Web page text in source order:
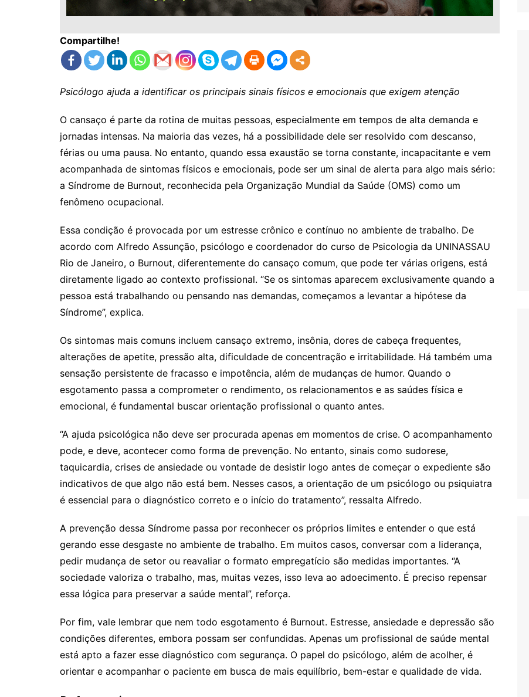
Compartilhe!
Psicólogo ajuda a identificar os principais sinais físicos e emocionais que exigem atenção
O cansaço é parte da rotina de muitas pessoas, especialmente em tempos de alta demanda e
jornadas intensas. Na maioria das vezes, há a possibilidade dele ser resolvido com descanso,
férias ou uma pausa. No entanto, quando essa exaustão se torna constante, incapacitante e vem
acompanhada de sintomas físicos e emocionais, pode ser um sinal de alerta para algo mais sério:
a Síndrome de Burnout, reconhecida pela Organização Mundial da Saúde (OMS) como um
fenômeno ocupacional.
Essa condição é provocada por um estresse crônico e contínuo no ambiente de trabalho. De
acordo com Alfredo Assunção, psicólogo e coordenador do curso de Psicologia da UNINASSAU
Rio de Janeiro, o Burnout, diferentemente do cansaço comum, que pode ter várias origens, está
diretamente ligado ao contexto profissional. “Se os sintomas aparecem exclusivamente quando a
pessoa está trabalhando ou pensando nas demandas, começamos a levantar a hipótese da
Síndrome”, explica.
Os sintomas mais comuns incluem cansaço extremo, insônia, dores de cabeça frequentes,
alterações de apetite, pressão alta, dificuldade de concentração e irritabilidade. Há também uma
sensação persistente de fracasso e impotência, além de mudanças de humor. Quando o
esgotamento passa a comprometer o rendimento, os relacionamentos e as saúdes física e
emocional, é fundamental buscar orientação profissional o quanto antes.
“A ajuda psicológica não deve ser procurada apenas em momentos de crise. O acompanhamento
pode, e deve, acontecer como forma de prevenção. No entanto, sinais como sudorese,
taquicardia, crises de ansiedade ou vontade de desistir logo antes de começar o expediente são
indicativos de que algo não está bem. Nesses casos, a orientação de um psicólogo ou psiquiatra
é essencial para o diagnóstico correto e o início do tratamento”, ressalta Alfredo.
A prevenção dessa Síndrome passa por reconhecer os próprios limites e entender o que está
gerando esse desgaste no ambiente de trabalho. Em muitos casos, conversar com a liderança,
pedir mudança de setor ou reavaliar o formato empregatício são medidas importantes. “A
sociedade valoriza o trabalho, mas, muitas vezes, isso leva ao adoecimento. É preciso repensar
essa lógica para preservar a saúde mental”, reforça.
Por fim, vale lembrar que nem todo esgotamento é Burnout. Estresse, ansiedade e depressão são
condições diferentes, embora possam ser confundidas. Apenas um profissional de saúde mental
está apto a fazer esse diagnóstico com segurança. O papel do psicólogo, além de acolher, é
orientar e acompanhar o paciente em busca de mais equilíbrio, bem-estar e qualidade de vida.